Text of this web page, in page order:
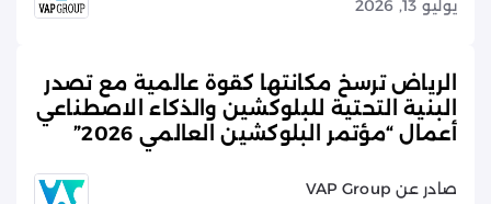
يوليو 13, 2026
الرياض ترسخ مكانتها كقوة عالمية مع تصدر
البنية التحتية للبلوكشين والذكاء الاصطناعي
أعمال “مؤتمر البلوكشين العالمي 2026”
صادر عن VAP Group